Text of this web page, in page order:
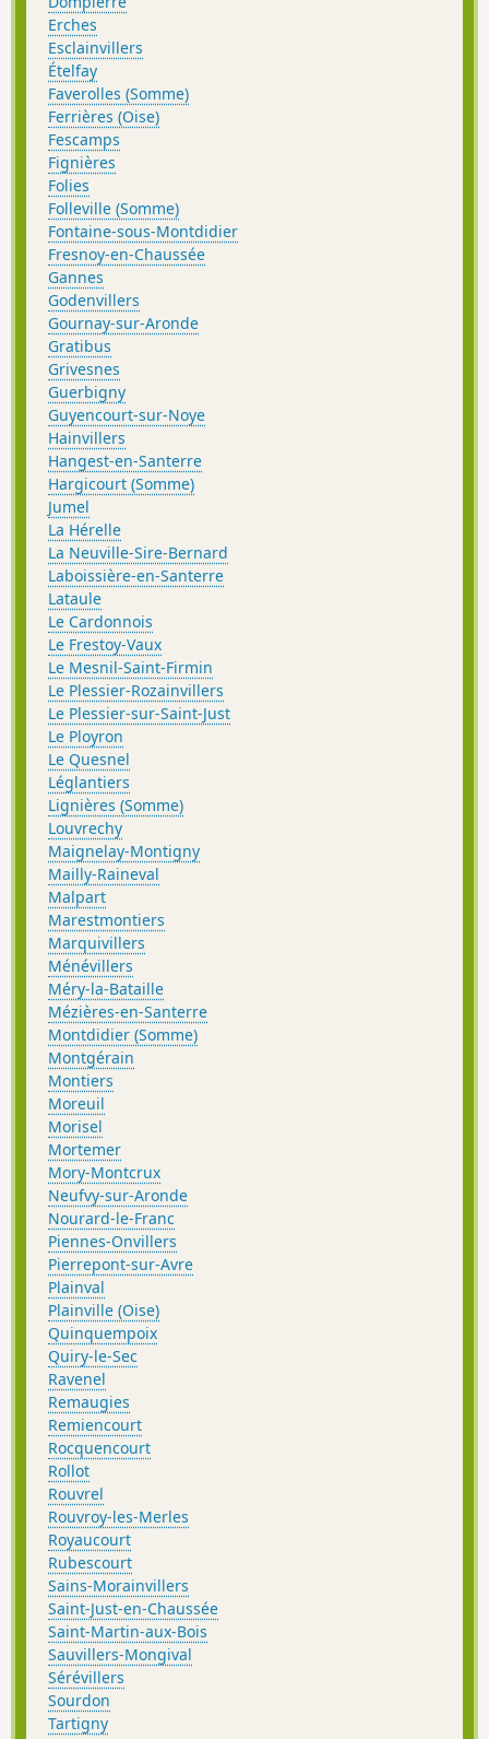
Erches
Esclainvillers
Ételfay
Faverolles (Somme)
Ferrières (Oise)
Fescamps
Fignières
Folies
Folleville (Somme)
Fontaine-sous-Montdidier
Fresnoy-en-Chaussée
Gannes
Godenvillers
Gournay-sur-Aronde
Gratibus
Grivesnes
Guerbigny
Guyencourt-sur-Noye
Hainvillers
Hangest-en-Santerre
Hargicourt (Somme)
Jumel
La Hérelle
La Neuville-Sire-Bernard
Laboissière-en-Santerre
Lataule
Le Cardonnois
Le Frestoy-Vaux
Le Mesnil-Saint-Firmin
Le Plessier-Rozainvillers
Le Plessier-sur-Saint-Just
Le Ployron
Le Quesnel
Léglantiers
Lignières (Somme)
Louvrechy
Maignelay-Montigny
Mailly-Raineval
Malpart
Marestmontiers
Marquivillers
Ménévillers
Méry-la-Bataille
Mézières-en-Santerre
Montdidier (Somme)
Montgérain
Montiers
Moreuil
Morisel
Mortemer
Mory-Montcrux
Neufvy-sur-Aronde
Nourard-le-Franc
Piennes-Onvillers
Pierrepont-sur-Avre
Plainval
Plainville (Oise)
Quinquempoix
Quiry-le-Sec
Ravenel
Remaugies
Remiencourt
Rocquencourt
Rollot
Rouvrel
Rouvroy-les-Merles
Royaucourt
Rubescourt
Sains-Morainvillers
Saint-Just-en-Chaussée
Saint-Martin-aux-Bois
Sauvillers-Mongival
Sérévillers
Sourdon
Tartigny